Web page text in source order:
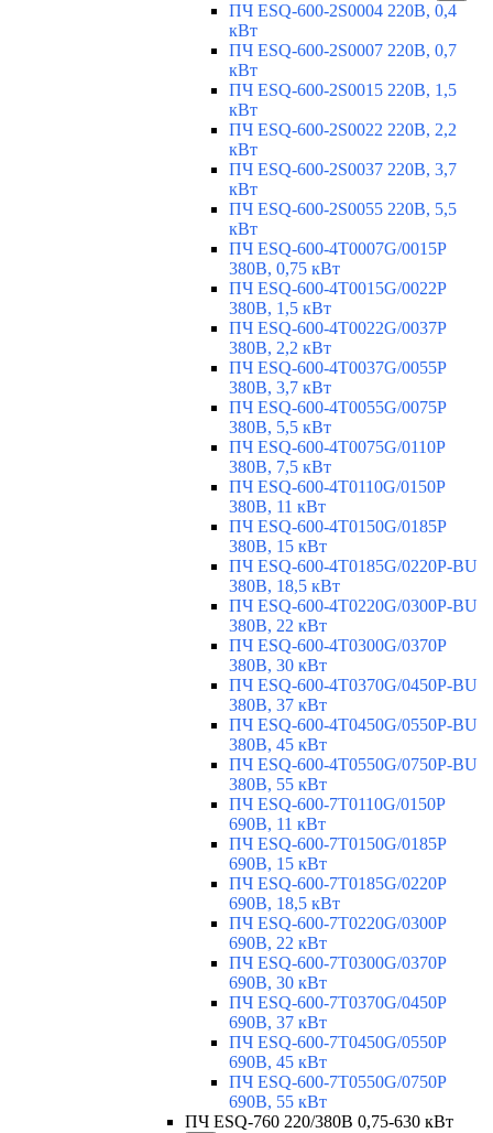
ПЧ ESQ-600-2S0004 220В, 0,4
кВт
ПЧ ESQ-600-2S0007 220В, 0,7
кВт
ПЧ ESQ-600-2S0015 220В, 1,5
кВт
ПЧ ESQ-600-2S0022 220В, 2,2
кВт
ПЧ ESQ-600-2S0037 220В, 3,7
кВт
ПЧ ESQ-600-2S0055 220В, 5,5
кВт
ПЧ ESQ-600-4T0007G/0015P
380В, 0,75 кВт
ПЧ ESQ-600-4T0015G/0022P
380В, 1,5 кВт
ПЧ ESQ-600-4T0022G/0037P
380В, 2,2 кВт
ПЧ ESQ-600-4T0037G/0055P
380В, 3,7 кВт
ПЧ ESQ-600-4T0055G/0075P
380В, 5,5 кВт
ПЧ ESQ-600-4T0075G/0110P
380В, 7,5 кВт
ПЧ ESQ-600-4T0110G/0150P
380В, 11 кВт
ПЧ ESQ-600-4T0150G/0185P
380В, 15 кВт
ПЧ ESQ-600-4T0185G/0220P-BU
380В, 18,5 кВт
ПЧ ESQ-600-4T0220G/0300P-BU
380В, 22 кВт
ПЧ ESQ-600-4T0300G/0370P
380В, 30 кВт
ПЧ ESQ-600-4T0370G/0450P-BU
380В, 37 кВт
ПЧ ESQ-600-4T0450G/0550P-BU
380В, 45 кВт
ПЧ ESQ-600-4T0550G/0750P-BU
380В, 55 кВт
ПЧ ESQ-600-7T0110G/0150P
690В, 11 кВт
ПЧ ESQ-600-7T0150G/0185P
690В, 15 кВт
ПЧ ESQ-600-7T0185G/0220P
690В, 18,5 кВт
ПЧ ESQ-600-7T0220G/0300P
690В, 22 кВт
ПЧ ESQ-600-7T0300G/0370P
690В, 30 кВт
ПЧ ESQ-600-7T0370G/0450P
690В, 37 кВт
ПЧ ESQ-600-7T0450G/0550P
690В, 45 кВт
ПЧ ESQ-600-7T0550G/0750P
690В, 55 кВт
ПЧ ESQ-760 220/380В 0,75-630 кВт